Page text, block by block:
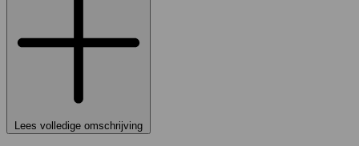
Lees volledige omschrijving